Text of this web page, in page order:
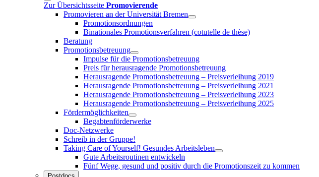
Zur Übersichtsseite Promovierende
Promovieren an der Universität Bremen
Promotionsordnungen
Binationales Promotionsverfahren (cotutelle de thèse)
Beratung
Promotionsbetreuung
Impulse für die Promotionsbetreuung
Preis für herausragende Promotionsbetreuung
Herausragende Promotionsbetreuung – Preisverleihung 2019
Herausragende Promotionsbetreuung – Preisverleihung 2021
Herausragende Promotionsbetreuung – Preisverleihung 2023
Herausragende Promotionsbetreuung – Preisverleihung 2025
Fördermöglichkeiten
Begabtenförderwerke
Doc-Netzwerke
Schreib in der Gruppe!
Taking Care of Yourself! Gesundes Arbeitsleben
Gute Arbeitsroutinen entwickeln
Fünf Wege, gesund und positiv durch die Promotionszeit zu kommen